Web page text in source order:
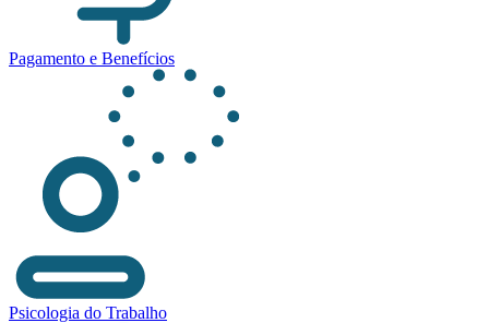
Pagamento e Benefícios
Psicologia do Trabalho